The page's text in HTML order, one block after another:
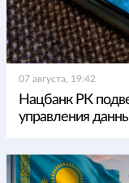
07 августа, 19:42
Нацбанк РК
управления